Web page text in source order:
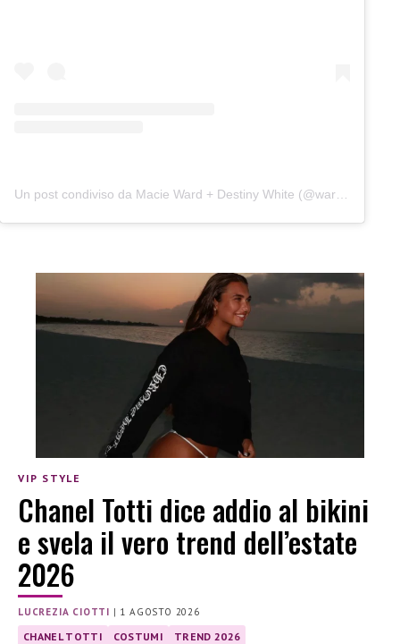
VIP STYLE
Chanel Totti dice addio al bikini
e svela il vero trend dell’estate
2026
LUCREZIA CIOTTI | 1 AGOSTO 2026
CHANEL TOTTI COSTUMI TREND 2026